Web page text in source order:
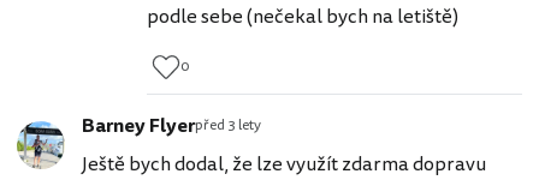
podle sebe (nečekal bych na letiště)
0
Barney Flyerpřed 3 lety
Ještě bych dodal, že lze využít zdarma dopravu